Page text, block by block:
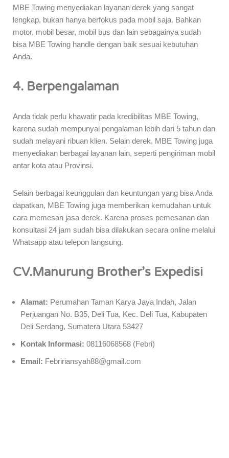
MBE Towing menyediakan layanan derek yang sangat
lengkap, bukan hanya berfokus pada mobil saja. Bahkan
motor, mobil besar, mobil bus dan lain sebagainya sudah
bisa MBE Towing handle dengan baik sesuai kebutuhan
Anda.
4. Berpengalaman
Anda tidak perlu khawatir pada kredibilitas MBE Towing,
karena sudah mempunyai pengalaman lebih dari 5 tahun dan
sudah melayani ribuan klien. Selain derek, MBE Towing juga
menyediakan berbagai layanan lain, seperti pengiriman mobil
antar kota atau Provinsi.
Selain berbagai keunggulan dan keuntungan yang bisa Anda
dapatkan, MBE Towing juga memberikan kemudahan untuk
cara memesan jasa derek. Karena proses pemesanan dan
konsultasi 24 jam sudah bisa dilakukan secara online melalui
Whatsapp atau telepon langsung.
CV.Manurung Brother’s Expedisi
Alamat: Perumahan Taman Karya Jaya Indah, Jalan
Perjuangan No. B35, Deli Tua, Kec. Deli Tua, Kabupaten
Deli Serdang, Sumatera Utara 53427
Kontak Informasi: 08116068568 (Febri)
Email: Febririansyah88@gmail.com